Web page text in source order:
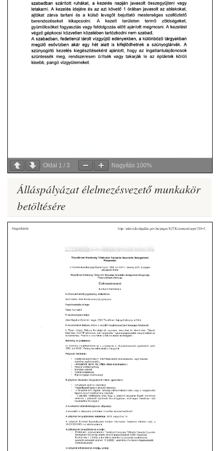
Oldal 1 / 3 Nagyítás 100%
Álláspályázat élelmezésvezető munkakör
betöltésére